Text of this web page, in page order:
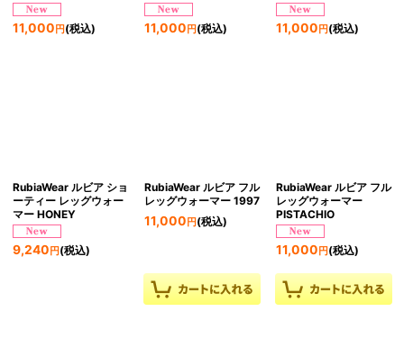
11,000 円 (税込) 11,000 円(税込) 11,000 円(税込)
RubiaWear ルビア ショ
ーティー レッグウォー
マー HONEY
9,240 円 (税込)
RubiaWear ルビア フル
レッグウォーマー 1997
11,000 円(税込)
RubiaWear ルビア フル
レッグウォーマー
PISTACHIO
11,000 円(税込)